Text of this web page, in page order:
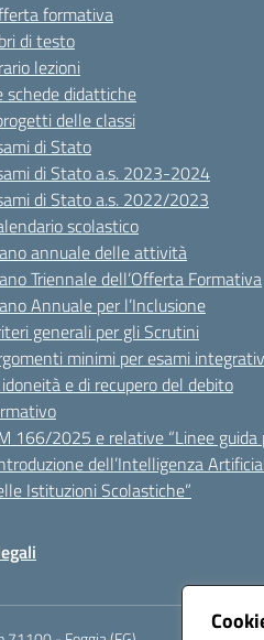
formativa
di testo
lezioni
schede didattiche
delle classi
di Stato
di Stato a.s. 2023-2024
di Stato a.s. 2022/2023
scolastico
annuale delle attività
Triennale dell’Offerta Formativa
Annuale per l’Inclusione
generali per gli Scrutini
minimi per esami
e di recupero del debito
166/2025 e relative “Linee guida
dell’Intelligenza
Istituzioni Scolastiche”